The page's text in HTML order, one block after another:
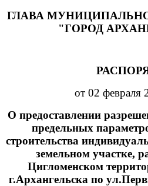
ГЛАВА
"ГОРОД
от 02 февраля
О предоставлении
предельных
строительства
земельном участке,
Цигломенском
г.Архангельска по